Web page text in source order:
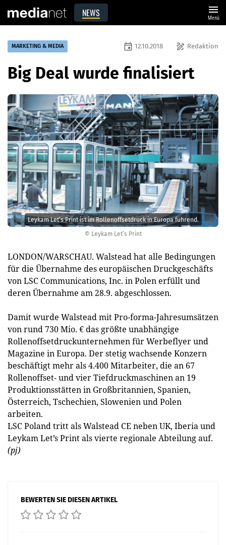
NEWS menu
Menü
© Leykam Let’s Print
Leykam Let’s Print ist im Rollenoffsetdruck in Europa führend.
MARKETING & MEDIA draw Redaktion
event 12.10.2018
Big Deal wurde finalisiert
LONDON/WARSCHAU. Walstead hat alle Bedingungen
für die Übernahme des europäischen Druckgeschäfts
von LSC Communications, Inc. in Polen erfüllt und
deren Übernahme am 28.9. abgeschlossen.
Damit wurde Walstead mit Pro-forma-Jahresumsätzen
von rund 730 Mio. € das größte unabhängige
Rollenoffsetdruckunternehmen für Werbeflyer und
Magazine in Europa. Der stetig wachsende Konzern
beschäftigt mehr als 4.400 Mitarbeiter, die an 67
Rollenoffset- und vier Tiefdruckmaschinen an 19
Produktionsstätten in Großbritannien, Spanien,
Österreich, Tschechien, Slowenien und Polen
arbeiten.
LSC Poland tritt als Walstead CE neben UK, Iberia und
Leykam Let’s Print als vierte regionale Abteilung auf.
(pj)
BEWERTEN SIE DIESEN ARTIKEL